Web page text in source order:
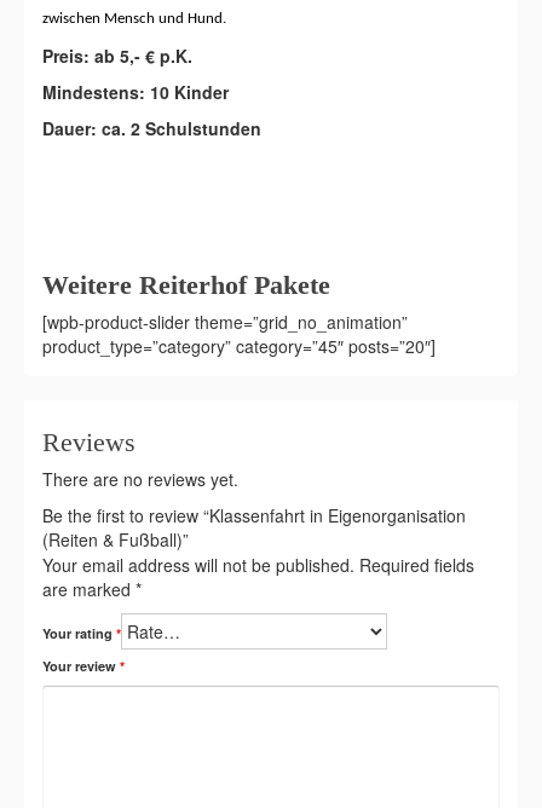
zwischen Mensch und Hund.
Preis: ab 5,- € p.K.
Mindestens: 10 Kinder
Dauer: ca. 2 Schulstunden
Weitere Reiterhof Pakete
[wpb-product-slider theme=”grid_no_animation”
product_type=”category” category=”45″ posts=”20″]
Reviews
There are no reviews yet.
Be the first to review “Klassenfahrt in Eigenorganisation
(Reiten & Fußball)”
Your email address will not be published. Required fields
are marked *
Your rating *
Your review *